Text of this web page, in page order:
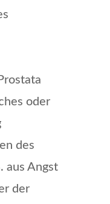
oder
des
aus Angst
der